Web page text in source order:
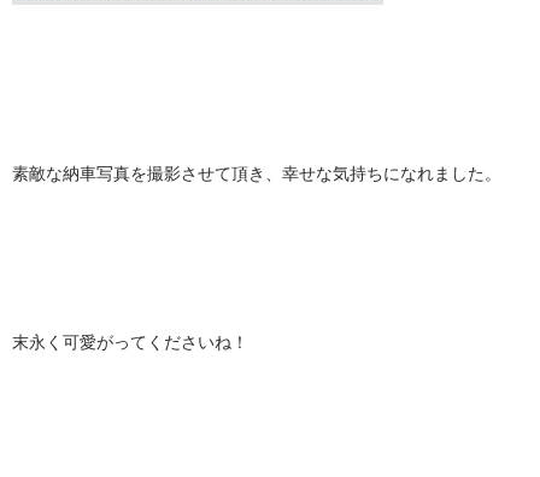
素敵な納車写真を撮影させて頂き、幸せな気持ちになれました。
末永く可愛がってくださいね！